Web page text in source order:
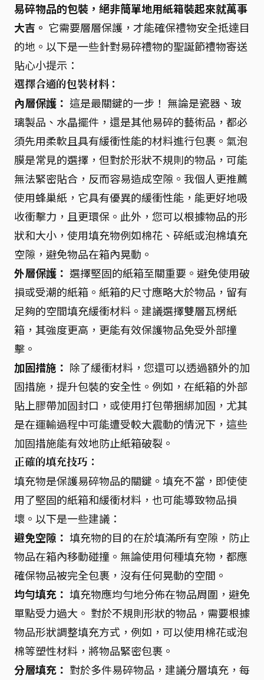
易碎物品的包裝，絕非簡單地用紙箱裝起來就萬事
大吉。 它需要層層保護，才能確保禮物安全抵達目
的地。以下是一些針對易碎禮物的聖誕節禮物寄送
貼心小提示：
選擇合適的包裝材料：
內層保護： 這是最關鍵的一步！ 無論是瓷器、玻
璃製品、水晶擺件，還是其他易碎的藝術品，都必
須先用柔軟且具有緩衝性能的材料進行包裹。氣泡
膜是常見的選擇，但對於形狀不規則的物品，可能
無法緊密貼合，反而容易造成空隙。我個人更推薦
使用蜂巢紙，它具有優異的緩衝性能，能更好地吸
收衝擊力，且更環保。此外，您可以根據物品的形
狀和大小，使用填充物例如棉花、碎紙或泡棉填充
空隙，避免物品在箱內晃動。
外層保護： 選擇堅固的紙箱至關重要。避免使用破
損或受潮的紙箱。紙箱的尺寸應略大於物品，留有
足夠的空間填充緩衝材料。建議選擇雙層瓦楞紙
箱，其強度更高，更能有效保護物品免受外部撞
擊。
加固措施： 除了緩衝材料，您還可以透過額外的加
固措施，提升包裝的安全性。例如，在紙箱的外部
貼上膠帶加固封口，或使用打包帶捆綁加固，尤其
是在運輸過程中可能遭受較大震動的情況下，這些
加固措施能有效地防止紙箱破裂。
正確的填充技巧：
填充物是保護易碎物品的關鍵。填充不當，即使使
用了堅固的紙箱和緩衝材料，也可能導致物品損
壞。以下是一些建議：
避免空隙： 填充物的目的在於填滿所有空隙，防止
物品在箱內移動碰撞。無論使用何種填充物，都應
確保物品被完全包裹，沒有任何晃動的空間。
均勻填充： 填充物應均勻地分佈在物品周圍，避免
單點受力過大。 對於不規則形狀的物品，需要根據
物品形狀調整填充方式，例如，可以使用棉花或泡
棉等塑性材料，將物品緊密包裹。
分層填充： 對於多件易碎物品，建議分層填充，每